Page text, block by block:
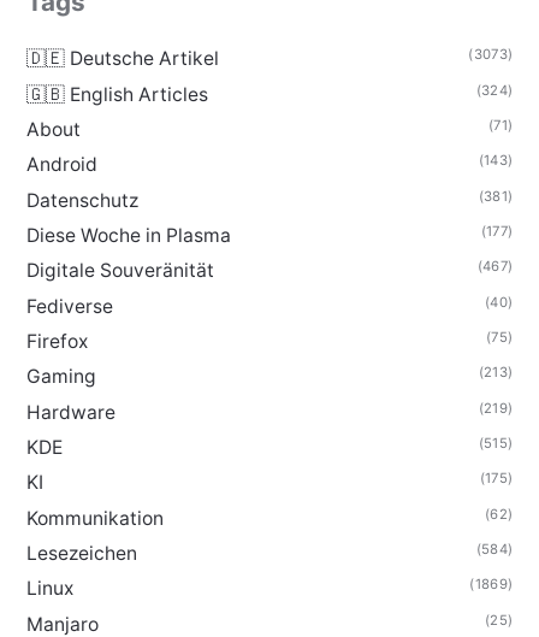
🇩🇪 Deutsche Artikel (3073)
🇬🇧 English Articles (324)
About (71)
Android (143)
Datenschutz (381)
Diese Woche in Plasma (177)
Digitale Souveränität (467)
Fediverse (40)
Firefox (75)
Gaming (213)
Hardware (219)
KDE (515)
KI (175)
Kommunikation (62)
Lesezeichen (584)
Linux (1869)
Manjaro (25)